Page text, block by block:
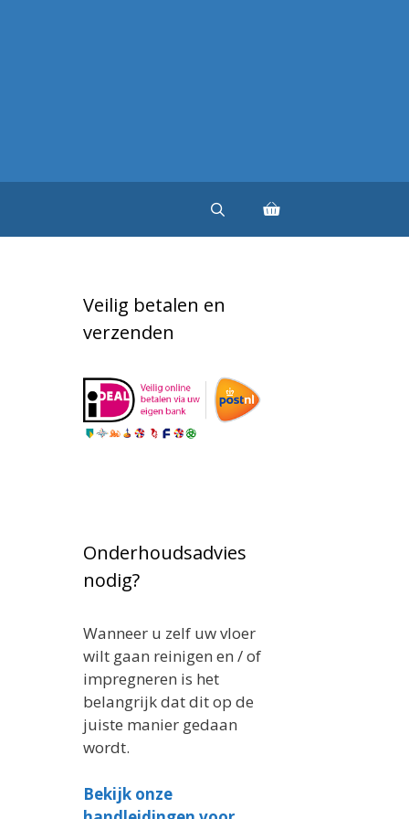
Veilig betalen en
verzenden
Onderhoudsadvies
nodig?
Wanneer u zelf uw vloer
wilt gaan reinigen en / of
impregneren is het
belangrijk dat dit op de
juiste manier gedaan
wordt.
Bekijk onze